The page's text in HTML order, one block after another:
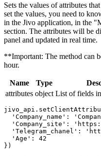
Sets the values ​​of attributes
set the values, you need to
in the Jivo application, in the
section. The attributes will be
panel and updated in real time.
**Important: The method can
hour.
Name Type
attributes object List of fields
'Company_name':
'Company_site':
'Telegram_chanel':
  'Age': 42